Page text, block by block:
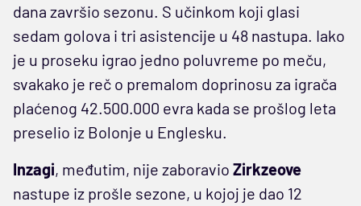
dana završio sezonu. S učinkom koji glasi
sedam golova i tri asistencije u 48 nastupa. Iako
je u proseku igrao jedno poluvreme po meču,
svakako je reč o premalom doprinosu za igrača
plaćenog 42.500.000 evra kada se prošlog leta
preselio iz Bolonje u Englesku.
Inzagi, međutim, nije zaboravio Zirkzeove
nastupe iz prošle sezone, u kojoj je dao 12